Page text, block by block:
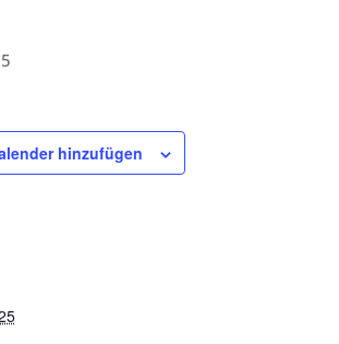
hinzufügen